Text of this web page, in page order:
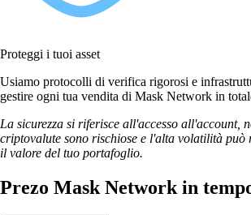
Proteggi i tuoi asset
Usiamo protocolli di verifica rigorosi e
gestire ogni tua vendita di Mask Network in
La sicurezza si riferisce all'accesso all'account,
criptovalute sono rischiose e l'alta volatilità può
il valore del tuo portafoglio.
Prezo Mask Network in